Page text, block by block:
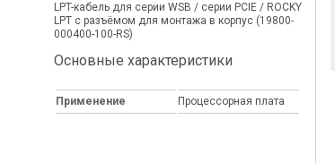
LPT-кабель для серии WSB / серии PCIE / ROCKY
LPT с разъёмом для монтажа в корпус (19800-
000400-100-RS)
Основные характеристики
Применение Процессорная плата